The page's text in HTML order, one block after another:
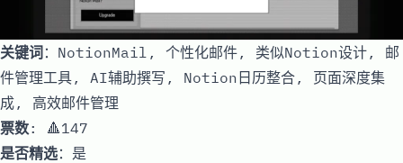
关键词：NotionMail, 个性化邮件, 类似Notion设计, 邮
件管理工具, AI辅助撰写, Notion日历整合, 页面深度集
成, 高效邮件管理
票数: 🔺147
是否精选：是